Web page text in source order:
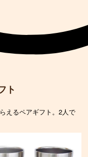
ト
えるペアギフト。2人で